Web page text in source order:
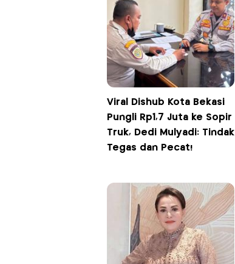
Viral Dishub Kota Bekasi
Pungli Rp1,7 Juta ke Sopir
Truk, Dedi Mulyadi: Tindak
Tegas dan Pecat!